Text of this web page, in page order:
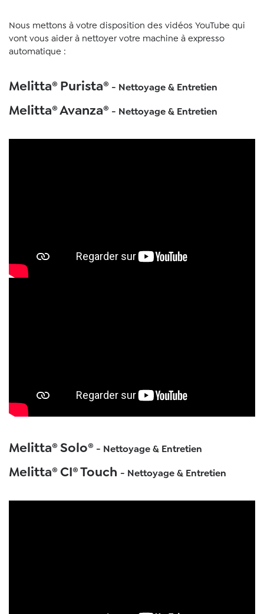
Nous mettons à votre disposition des vidéos YouTube qui
vont vous aider à nettoyer votre machine à expresso
automatique :
Melitta® Purista® - Nettoyage & Entretien
Melitta® Avanza® - Nettoyage & Entretien
Melitta® Solo® - Nettoyage & Entretien
Melitta® CI® Touch - Nettoyage & Entretien